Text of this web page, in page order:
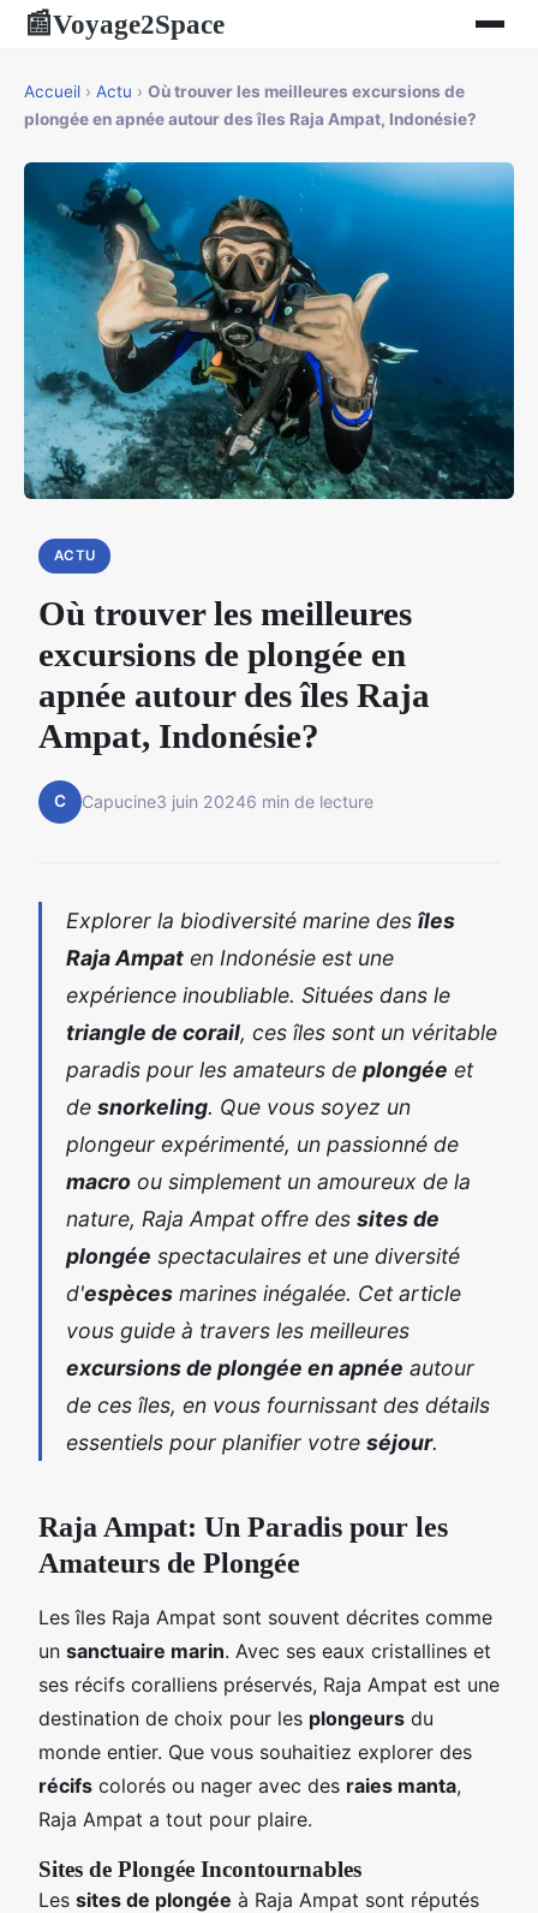
📰Voyage2Space
Accueil › Actu › Où trouver les meilleures excursions de
plongée en apnée autour des îles Raja Ampat, Indonésie?
ACTU
Où trouver les meilleures
excursions de plongée en
apnée autour des îles Raja
Ampat, Indonésie?
C Capucine3 juin 20246 min de lecture
Explorer la biodiversité marine des îles
Raja Ampat en Indonésie est une
expérience inoubliable. Situées dans le
triangle de corail, ces îles sont un véritable
paradis pour les amateurs de plongée et
de snorkeling. Que vous soyez un
plongeur expérimenté, un passionné de
macro ou simplement un amoureux de la
nature, Raja Ampat offre des sites de
plongée spectaculaires et une diversité
d'espèces marines inégalée. Cet article
vous guide à travers les meilleures
excursions de plongée en apnée autour
de ces îles, en vous fournissant des détails
essentiels pour planifier votre séjour.
Raja Ampat: Un Paradis pour les
Amateurs de Plongée
Les îles Raja Ampat sont souvent décrites comme
un sanctuaire marin. Avec ses eaux cristallines et
ses récifs coralliens préservés, Raja Ampat est une
destination de choix pour les plongeurs du
monde entier. Que vous souhaitiez explorer des
récifs colorés ou nager avec des raies manta,
Raja Ampat a tout pour plaire.
Sites de Plongée Incontournables
Les sites de plongée à Raja Ampat sont réputés